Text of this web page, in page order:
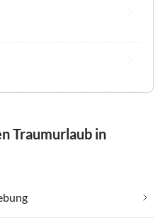
Traumurlaub in